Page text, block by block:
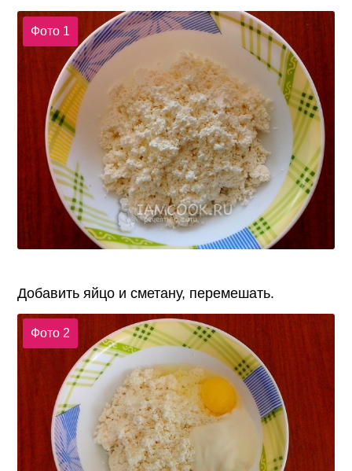
Фото 1
Добавить яйцо и сметану, перемешать.
Фото 2